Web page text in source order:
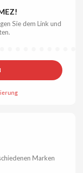
Sie dem Link und
Marken